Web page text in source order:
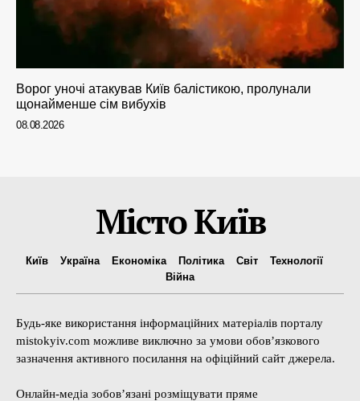
Ворог уночі атакував Київ балістикою, пролунали
щонайменше сім вибухів
08.08.2026
Місто Київ
Київ Україна Економіка Політика Світ
Технології
Війна
Будь-яке використання інформаційних матеріалів порталу
mistokyiv.com можливе виключно за умови обов’язкового
зазначення активного посилання на офіційний сайт джерела.
Онлайн-медіа зобов’язані розміщувати пряме